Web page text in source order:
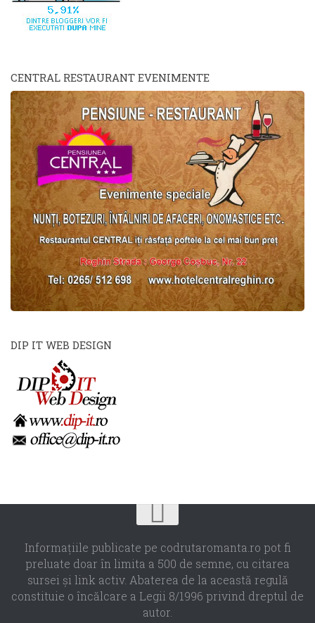
CENTRAL RESTAURANT EVENIMENTE
DIP IT WEB DESIGN
Informaţiile publicate pe codrutaromanta.ro pot fi
preluate doar în limita a 500 de semne, cu citarea
sursei şi link activ. Abaterea de la această regulă
constituie o încălcare a Legii 8/1996 privind dreptul de
autor.